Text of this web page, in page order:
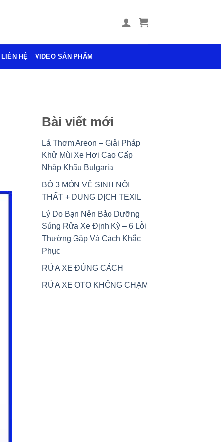
LIÊN HỆ VIDEO SẢN PHẨM
Bài viết mới
Lá Thơm Areon – Giải Pháp
Khử Mùi Xe Hơi Cao Cấp
Nhập Khẩu Bulgaria
BỘ 3 MÓN VỆ SINH NỘI
THẤT + DUNG DỊCH TEXIL
Lý Do Bạn Nên Bảo Dưỡng
Súng Rửa Xe Định Kỳ – 6 Lỗi
Thường Gặp Và Cách Khắc
Phục
RỬA XE ĐÚNG CÁCH
RỬA XE OTO KHÔNG CHẠM